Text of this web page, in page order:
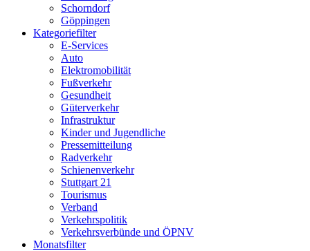
Schorndorf
Göppingen
Kategoriefilter
E-Services
Auto
Elektromobilität
Fußverkehr
Gesundheit
Güterverkehr
Infrastruktur
Kinder und Jugendliche
Pressemitteilung
Radverkehr
Schienenverkehr
Stuttgart 21
Tourismus
Verband
Verkehrspolitik
Verkehrsverbünde und ÖPNV
Monatsfilter